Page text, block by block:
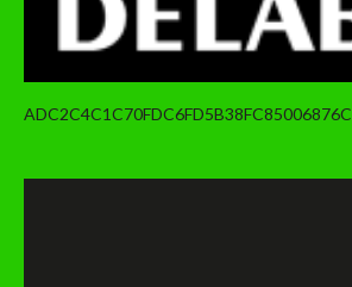
ADC2C4C1C70FDC6FD5B38FC85006876C